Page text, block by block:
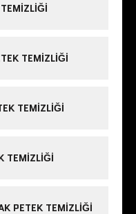
TEMIZLIĞI
TEMIZLIĞI
TEMIZLIĞI
PETEK TEMIZLIĞI